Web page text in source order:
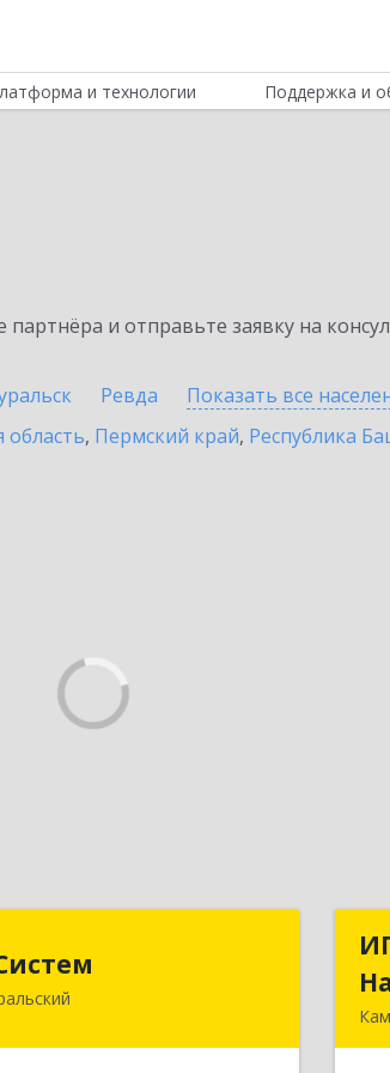
и технологии Поддержка и
и отправьте заявку на
Ревда Показать все
область, Пермский край, Республика
Свердловская обл, Каменск-